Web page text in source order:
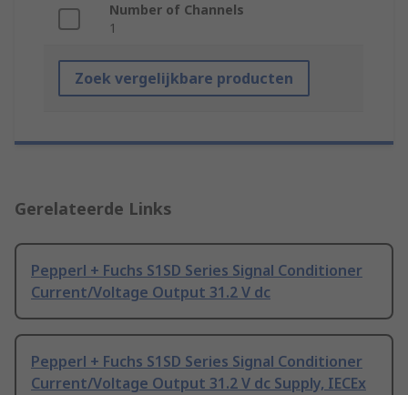
Number of Channels
1
Zoek vergelijkbare producten
Gerelateerde Links
Pepperl + Fuchs S1SD Series Signal Conditioner
Current/Voltage Output 31.2 V dc
Pepperl + Fuchs S1SD Series Signal Conditioner
Current/Voltage Output 31.2 V dc Supply, IECEx